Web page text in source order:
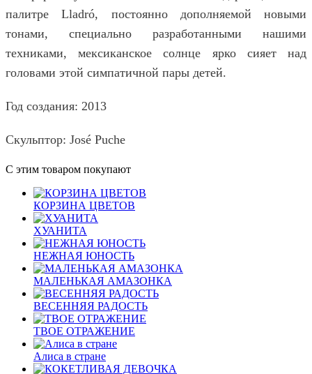
палитре Lladró, постоянно дополняемой новыми
тонами, специально разработанными нашими
техниками, мексиканское солнце ярко сияет над
головами этой симпатичной пары детей.
Год создания: 2013
Скульптор: José Puche
С этим товаром покупают
КОРЗИНА ЦВЕТОВ
ХУАНИТА
НЕЖНАЯ ЮНОСТЬ
МАЛЕНЬКАЯ АМАЗОНКА
ВЕСЕННЯЯ РАДОСТЬ
ТВОЕ ОТРАЖЕНИЕ
Алиса в стране